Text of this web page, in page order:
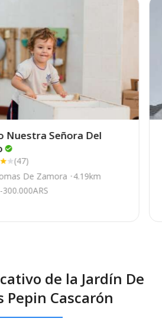
online recientemente
Nuestra Señora Del
(47)
De Zamora 4.19km
de la Jardín De
Pepin Cascarón